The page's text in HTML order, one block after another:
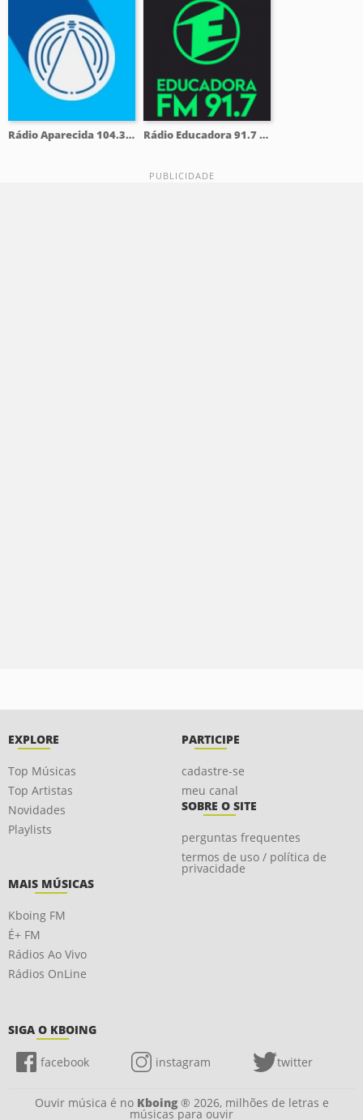
Rádio Aparecida 104.3 FM Rádio Educadora 91.7 FM
EXPLORE
Top Músicas
Top Artistas
Novidades
Playlists
PARTICIPE
cadastre-se
meu canal
SOBRE O SITE
perguntas frequentes
termos de uso / política de
privacidade
MAIS MÚSICAS
Kboing FM
É+ FM
Rádios Ao Vivo
Rádios OnLine
SIGA O KBOING
facebook instagram twitter
Ouvir música é no Kboing® 2026, milhões de letras e
músicas para ouvir